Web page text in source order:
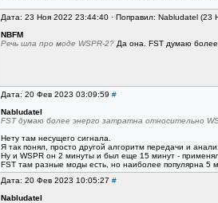
Дата: 23 Ноя 2022 23:44:40 · Поправил: Nabludatel
NBFM
Речь шла про моде WSPR-2? Да она. FST думаю более
Дата: 20 Фев 2023 03:09:59 #
Nabludatel
FST думаю более энерго затратна относительно
Нету там несущего сигнала.
Я так понял, просто другой алгоритм передачи и
Ну и WSPR он 2 минуты и был еще 15 минут -
FST там разные моды есть, но наиболее популярна 5
Дата: 20 Фев 2023 10:05:27 #
Nabludatel